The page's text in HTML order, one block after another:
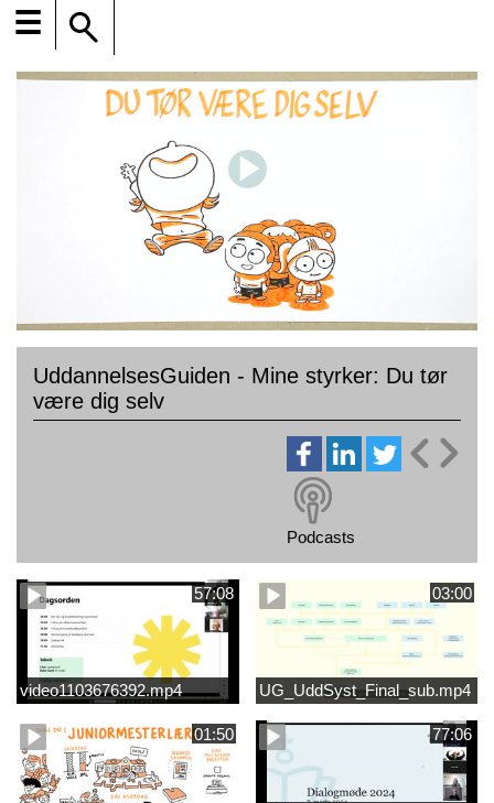
☰
UddannelsesGuiden - Mine styrker: Du tør
være dig selv
Podcasts
57:08
video1103676392.mp4
03:00
UG_UddSyst_Final_sub.mp4
01:50 77:06